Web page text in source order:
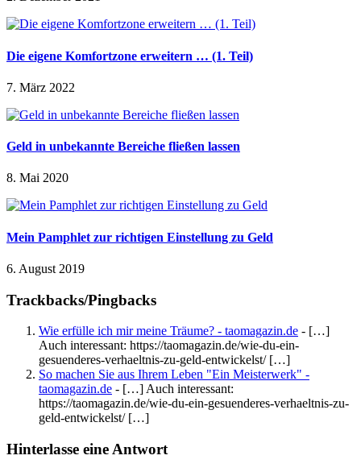
Die eigene Komfortzone erweitern … (1. Teil)
7. März 2022
Geld in unbekannte Bereiche fließen lassen
8. Mai 2020
Mein Pamphlet zur richtigen Einstellung zu Geld
6. August 2019
Trackbacks/Pingbacks
Wie erfülle ich mir meine Träume? - taomagazin.de - […]
Auch interessant: https://taomagazin.de/wie-du-ein-
gesuenderes-verhaeltnis-zu-geld-entwickelst/ […]
So machen Sie aus Ihrem Leben "Ein Meisterwerk" -
taomagazin.de - […] Auch interessant:
https://taomagazin.de/wie-du-ein-gesuenderes-verhaeltnis-zu-
geld-entwickelst/ […]
Hinterlasse eine Antwort